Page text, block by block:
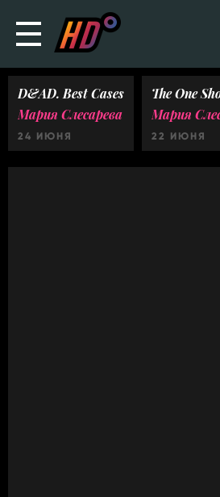
D&AD. Best Cases
Мария Слесарева
24 ИЮНЯ
The One
Мария
22 ИЮНЯ